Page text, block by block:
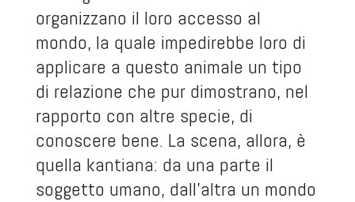
organizzano il loro accesso al
mondo, la quale impedirebbe loro di
applicare a questo animale un tipo
di relazione che pur dimostrano, nel
rapporto con altre specie, di
conoscere bene. La scena, allora, è
quella kantiana: da una parte il
soggetto umano, dall’altra un mondo